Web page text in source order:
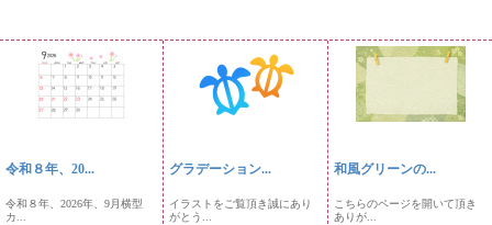
令和８年、20...
令和８年、2026年、9月横型
カ...
グラデーション...
イラストをご覧頂き誠にあり
がとう...
和風グリーンの...
こちらのページを開いて頂き
ありが...